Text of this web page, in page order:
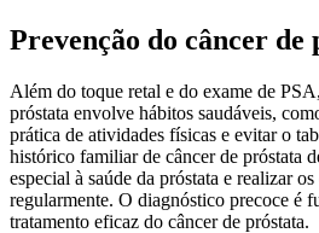
Prevenção do câncer de
Além do toque retal e do exame de
próstata envolve hábitos saudáveis,
prática de atividades físicas e evitar o
histórico familiar de câncer de próstata
especial à saúde da próstata e realizar
regularmente. O diagnóstico precoce é
tratamento eficaz do câncer de próstata.